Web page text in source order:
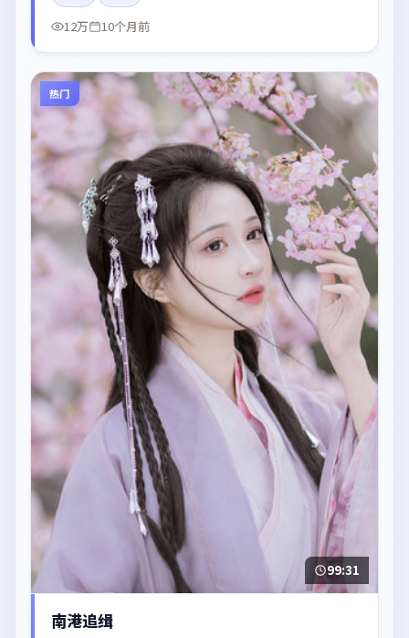
12万
10个月前
热门
99:31
南港追缉